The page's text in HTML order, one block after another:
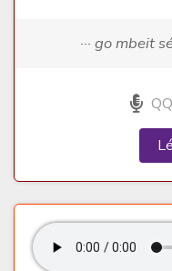
··· go mbeit